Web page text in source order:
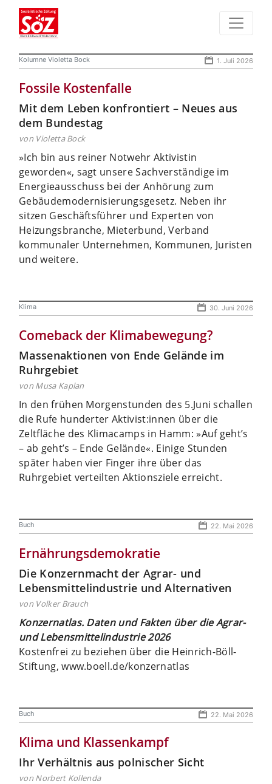
Kolumne Violetta Bock 1. Juli 2026
Fossile Kostenfalle
Mit dem Leben konfrontiert – Neues aus
dem Bundestag
von Violetta Bock
»Ich bin aus reiner Notwehr Aktivistin
geworden«, sagt unsere Sachverständige im
Energieausschuss bei der Anhörung zum
Gebäudemodernisierungsgesetz. Neben ihr
sitzen Geschäftsführer und Experten von
Heizungsbranche, Mieterbund, Verband
kommunaler Unternehmen, Kommunen, Juristen
und weitere.
Klima 30. Juni 2026
Comeback der Klimabewegung?
Massenaktionen von Ende Gelände im
Ruhrgebiet
von Musa Kaplan
In den frühen Morgenstunden des 5.Juni schallen
die Rufe hunderter Aktivist:innen über die
Zeltfläche des Klimacamps in Hamm: »Auf geht’s
– ab geht’s – Ende Gelände«. Einige Stunden
später haben vier Finger ihre über das
Ruhrgebiet verteilten Aktionsziele erreicht.
Buch 22. Mai 2026
Ernährungsdemokratie
Die Konzernmacht der Agrar- und
Lebensmittelindustrie und Alternativen
von Volker Brauch
Konzernatlas. ­Daten und Fakten über die Agrar-
und Lebensmittelindustrie 2026
Kostenfrei zu beziehen über die Heinrich-Böll-
Stiftung, www.boell.de/konzernatlas
Buch 22. Mai 2026
Klima und Klassenkampf
Ihr Verhältnis aus polnischer Sicht
von Norbert Kollenda